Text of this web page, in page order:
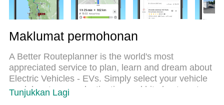
Maklumat permohonan
A Better Routeplanner is the world's most
appreciated service to plan, learn and dream about
Electric Vehicles - EVs. Simply select your vehicle
model, enter your destination and hit plan to get a
full trip plan including charge stops and trip
Tunjukkan Lagi